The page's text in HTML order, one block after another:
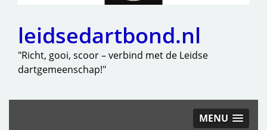
leidsedartbond.nl
"Richt, gooi, scoor – verbind met de Leidse
dartgemeenschap!"
MENU